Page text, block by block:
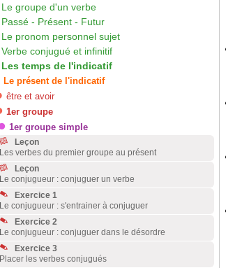
Le groupe d'un verbe
Passé - Présent - Futur
Le pronom personnel sujet
Verbe conjugué et infinitif
Les temps de l'indicatif
Le présent de l'indicatif
être et avoir
1er groupe
1er groupe simple
Leçon
Les verbes du premier groupe au présent
Leçon
Le conjugueur : conjuguer un verbe
Exercice 1
Le conjugueur : s'entrainer à conjuguer
Exercice 2
Le conjugueur : conjuguer dans le désordre
Exercice 3
Placer les verbes conjugués